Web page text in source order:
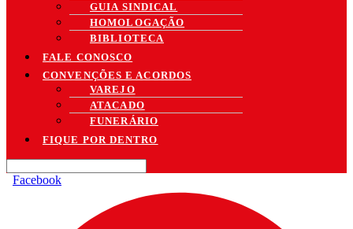
GUIA SINDICAL
HOMOLOGAÇÃO
BIBLIOTECA
FALE CONOSCO
CONVENÇÕES E ACORDOS
VAREJO
ATACADO
FUNERÁRIO
FIQUE POR DENTRO
Facebook